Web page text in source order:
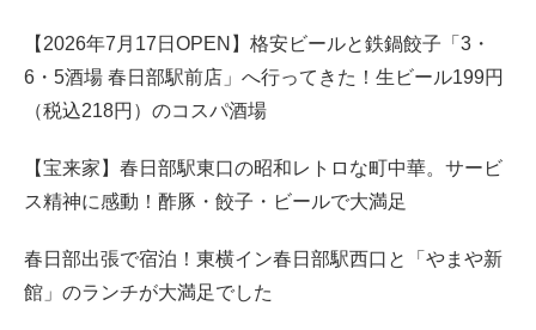
【2026年7月17日OPEN】格安ビールと鉄鍋餃子「3・
6・5酒場 春日部駅前店」へ行ってきた！生ビール199円
（税込218円）のコスパ酒場
【宝来家】春日部駅東口の昭和レトロな町中華。サービ
ス精神に感動！酢豚・餃子・ビールで大満足
春日部出張で宿泊！東横イン春日部駅西口と「やまや新
館」のランチが大満足でした